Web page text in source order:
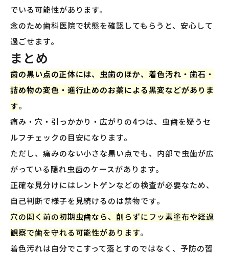
でいる可能性があります。
念のため歯科医院で状態を確認してもらうと、安心して
過ごせます。
まとめ
歯の黒い点の正体には、虫歯のほか、着色汚れ・歯石・
詰め物の変色・進行止めのお薬による黒変などがありま
す。
痛み・穴・引っかかり・広がりの4つは、虫歯を疑うセ
ルフチェックの目安になります。
ただし、痛みのない小さな黒い点でも、内部で虫歯が広
がっている隠れ虫歯のケースがあります。
正確な見分けにはレントゲンなどの検査が必要なため、
自己判断で様子を見続けるのは禁物です。
穴の開く前の初期虫歯なら、削らずにフッ素塗布や経過
観察で歯を守れる可能性があります。
着色汚れは自分でこすって落とすのではなく、予防の習